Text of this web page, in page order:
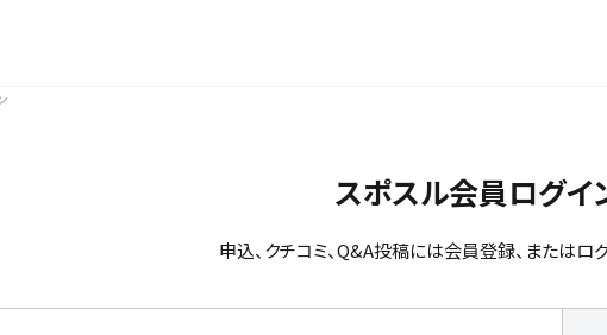
スポスル会員ログイ
申込、クチコミ、Q&A投稿には会員登録、またはロ